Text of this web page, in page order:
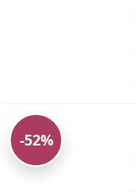
-52%